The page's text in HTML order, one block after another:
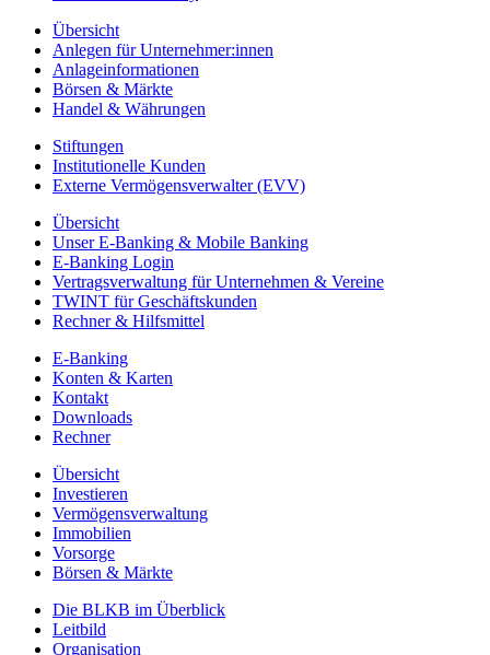
Übersicht
Anlegen für Unternehmer:innen
Anlageinformationen
Börsen & Märkte
Handel & Währungen
Stiftungen
Institutionelle Kunden
Externe Vermögensverwalter (EVV)
Übersicht
Unser E-Banking & Mobile Banking
E-Banking Login
Vertragsverwaltung für Unternehmen & Vereine
TWINT für Geschäftskunden
Rechner & Hilfsmittel
E-Banking
Konten & Karten
Kontakt
Downloads
Rechner
Übersicht
Investieren
Vermögensverwaltung
Immobilien
Vorsorge
Börsen & Märkte
Die BLKB im Überblick
Leitbild
Organisation